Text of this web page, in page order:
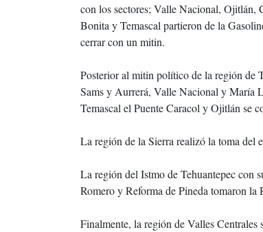
con los sectores; Valle Nacional, Ojitlán,
Bonita y Temascal partieron de la
cerrar con un mitin.
Posterior al mitin político de la región de
Sams y Aurrerá, Valle Nacional y María
Temascal el Puente Caracol y Ojitlán se
La región de la Sierra realizó la toma del
La región del Istmo de Tehuantepec con
Romero y Reforma de Pineda tomaron
Finalmente, la región de Valles